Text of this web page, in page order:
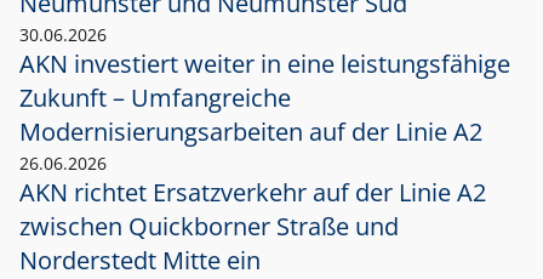
30.06.2026
AKN investiert weiter in eine leistungsfähige
Zukunft – Umfangreiche
Modernisierungsarbeiten auf der Linie A2
26.06.2026
AKN richtet Ersatzverkehr auf der Linie A2
zwischen Quickborner Straße und
Norderstedt Mitte ein